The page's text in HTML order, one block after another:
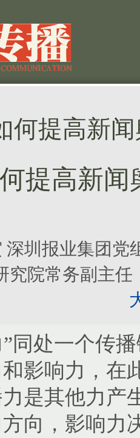
何提高新
提高新
深圳报业集团党
究院常务副主任
处一个传播
影响力，在
是其他力产
向，影响力